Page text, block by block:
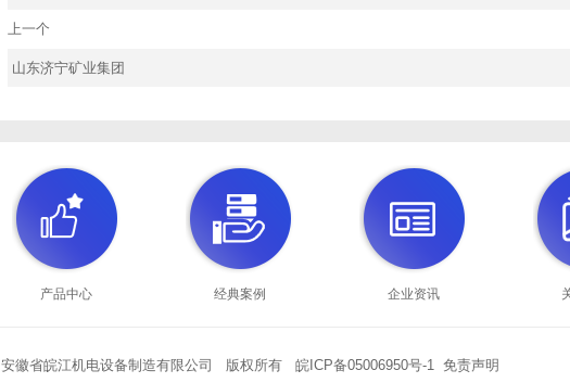
上一个
山东济宁矿业集团
产品中心 经典案例 企业资讯
安徽省皖江机电设备制造有限公司 版权所有 皖ICP备05006950号-1 免责声明